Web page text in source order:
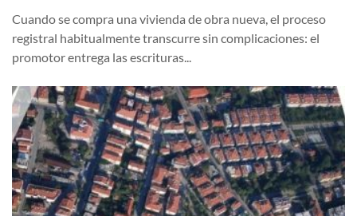
Cuando se compra una vivienda de obra nueva, el proceso
registral habitualmente transcurre sin complicaciones: el
promotor entrega las escrituras...